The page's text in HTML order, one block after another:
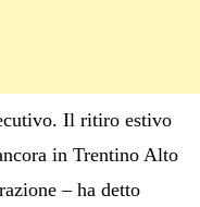
Il ritiro estivo
in Trentino Alto
– ha detto